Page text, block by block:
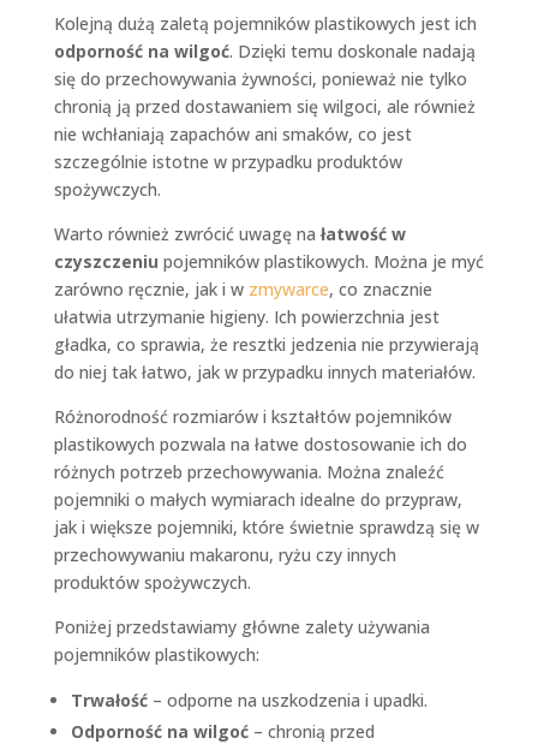
Kolejną dużą zaletą pojemników plastikowych jest ich
odporność na wilgoć. Dzięki temu doskonale nadają
się do przechowywania żywności, ponieważ nie tylko
chronią ją przed dostawaniem się wilgoci, ale również
nie wchłaniają zapachów ani smaków, co jest
szczególnie istotne w przypadku produktów
spożywczych.
Warto również zwrócić uwagę na łatwość w
czyszczeniu pojemników plastikowych. Można je myć
zarówno ręcznie, jak i w zmywarce, co znacznie
ułatwia utrzymanie higieny. Ich powierzchnia jest
gładka, co sprawia, że resztki jedzenia nie przywierają
do niej tak łatwo, jak w przypadku innych materiałów.
Różnorodność rozmiarów i kształtów pojemników
plastikowych pozwala na łatwe dostosowanie ich do
różnych potrzeb przechowywania. Można znaleźć
pojemniki o małych wymiarach idealne do przypraw,
jak i większe pojemniki, które świetnie sprawdzą się w
przechowywaniu makaronu, ryżu czy innych
produktów spożywczych.
Poniżej przedstawiamy główne zalety używania
pojemników plastikowych:
Trwałość– odporne na uszkodzenia i upadki.
Odporność na wilgoć– chronią przed